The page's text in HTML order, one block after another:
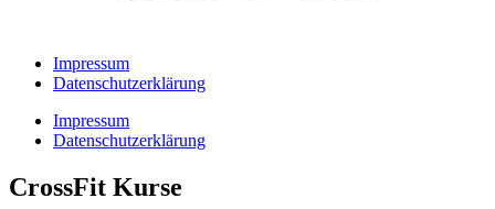
Impressum
Datenschutzerklärung
Impressum
Datenschutzerklärung
CrossFit Kurse